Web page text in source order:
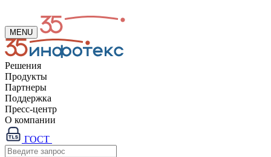
MENU
Решения
Продукты
Партнеры
Поддержка
Пресс-центр
О компании
ГОСТ